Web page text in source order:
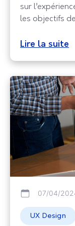
sur
les objectifs
analyses qui
communiquer
Lire la suite
07/04/
UX Design